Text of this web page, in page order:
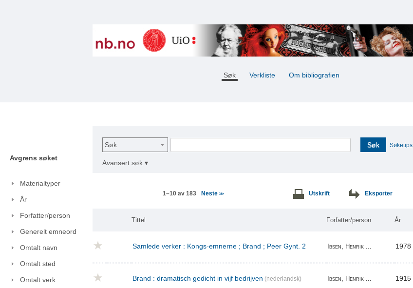
Søk Verkliste Om bibliografien
Avgrens søket
Materialtyper
År
Forfatter/person
Generelt emneord
Omtalt navn
Omtalt sted
Omtalt verk
Søk Søk Søketips
Avansert søk ▾
1–10 av 183 Neste >> Utskrift Eksporter
Tittel Forfatter/person År
Samlede verker : Kongs-emnerne ; Brand ; Peer Gynt. 2 Ibsen, Henrik ... 1978
Brand : dramatisch gedicht in vijf bedrijven (nederlandsk) Ibsen, Henrik ... 1915